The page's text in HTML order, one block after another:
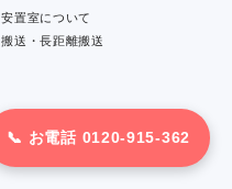
📞 お電話 0120-915-362
安置室について
搬送・長距離搬送